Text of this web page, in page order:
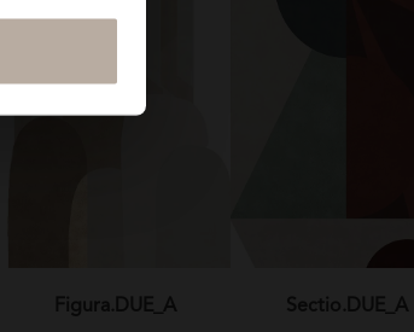
Figura.DUE_A Sectio.DUE_A